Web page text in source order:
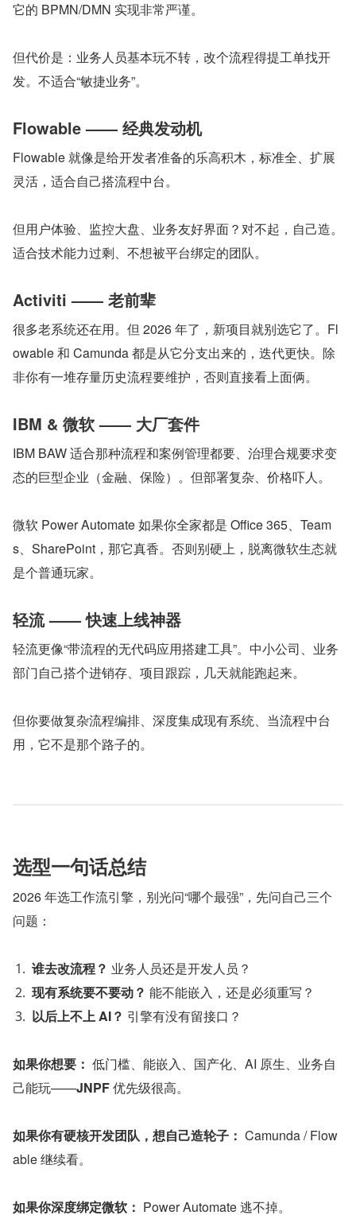
它的 BPMN/DMN 实现非常严谨。
但代价是：业务人员基本玩不转，改个流程得提工单找开
发。不适合“敏捷业务”。
Flowable —— 经典发动机
Flowable 就像是给开发者准备的乐高积木，标准全、扩展
灵活，适合自己搭流程中台。
但用户体验、监控大盘、业务友好界面？对不起，自己造。
适合技术能力过剩、不想被平台绑定的团队。
Activiti —— 老前辈
很多老系统还在用。但 2026 年了，新项目就别选它了。Fl
owable 和 Camunda 都是从它分支出来的，迭代更快。除
非你有一堆存量历史流程要维护，否则直接看上面俩。
IBM & 微软 —— 大厂套件
IBM BAW 适合那种流程和案例管理都要、治理合规要求变
态的巨型企业（金融、保险）。但部署复杂、价格吓人。
微软 Power Automate 如果你全家都是 Office 365、Team
s、SharePoint，那它真香。否则别硬上，脱离微软生态就
是个普通玩家。
轻流 —— 快速上线神器
轻流更像“带流程的无代码应用搭建工具”。中小公司、业务
部门自己搭个进销存、项目跟踪，几天就能跑起来。
但你要做复杂流程编排、深度集成现有系统、当流程中台
用，它不是那个路子的。
选型一句话总结
2026 年选工作流引擎，别光问“哪个最强”，先问自己三个
问题：
谁去改流程？ 业务人员还是开发人员？
现有系统要不要动？ 能不能嵌入，还是必须重写？
以后上不上 AI？ 引擎有没有留接口？
如果你想要： 低门槛、能嵌入、国产化、AI 原生、业务自
己能玩——JNPF 优先级很高。
如果你有硬核开发团队，想自己造轮子： Camunda / Flow
able 继续看。
如果你深度绑定微软： Power Automate 逃不掉。